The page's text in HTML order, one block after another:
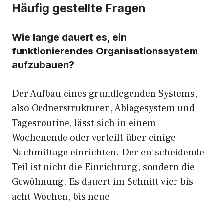
Häufig gestellte Fragen
Wie lange dauert es, ein
funktionierendes Organisationssystem
aufzubauen?
Der Aufbau eines grundlegenden Systems,
also Ordnerstrukturen, Ablagesystem und
Tagesroutine, lässt sich in einem
Wochenende oder verteilt über einige
Nachmittage einrichten. Der entscheidende
Teil ist nicht die Einrichtung, sondern die
Gewöhnung. Es dauert im Schnitt vier bis
acht Wochen, bis neue